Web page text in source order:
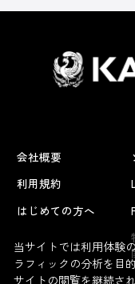
会社概要
利用規約
はじめての方へ
当サイトでは利用体験
ラフィックの分析を目
サイトの閲覧を継続さ